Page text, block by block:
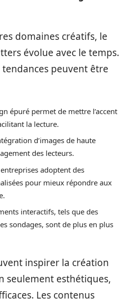
domaines créatifs, le
évolue avec le temps.
tendances peuvent être
épuré permet de mettre l’accent
la lecture.
d’images de haute
des lecteurs.
entreprises adoptent des
pour mieux répondre aux
interactifs, tels que des
sondages, sont de plus en plus
inspirer la création
seulement esthétiques,
Les contenus